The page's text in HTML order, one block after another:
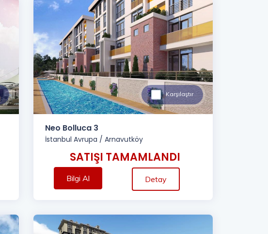
Karşılaştır
Neo Bolluca 3
İstanbul Avrupa / Arnavutköy
SATIŞI TAMAMLANDI
Bilgi Al Detay